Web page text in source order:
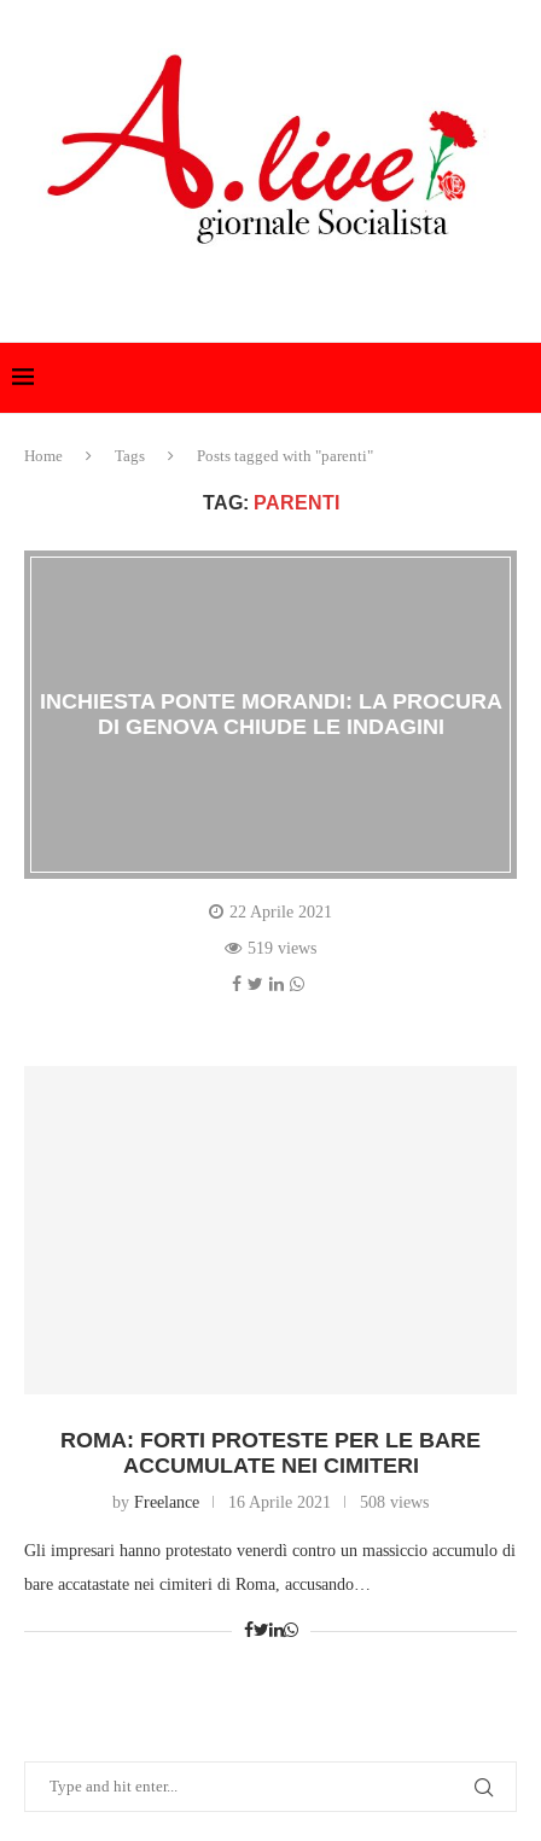
Home Tags Posts tagged with "parenti"
TAG: PARENTI
INCHIESTA PONTE MORANDI: LA PROCURA
DI GENOVA CHIUDE LE INDAGINI
22 Aprile 2021
519 views
ROMA: FORTI PROTESTE PER LE BARE
ACCUMULATE NEI CIMITERI
by Freelance 16 Aprile 2021 508 views
Gli impresari hanno protestato venerdì contro un massiccio accumulo di
bare accatastate nei cimiteri di Roma, accusando…